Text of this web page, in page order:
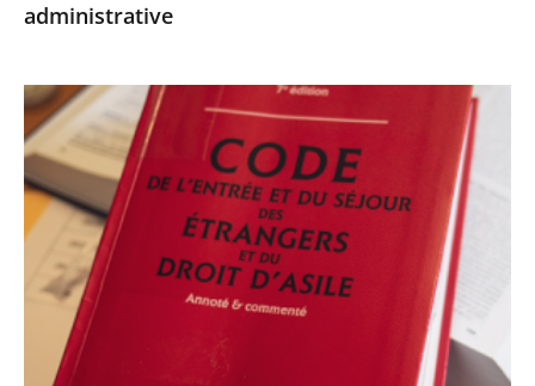
administrative
Retrait
du
statut
de
réfugié
condamné
pour
apologie